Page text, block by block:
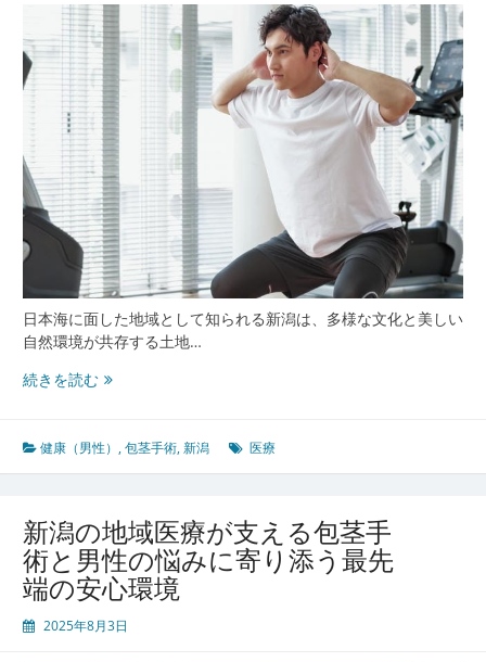
な
す
泌
尿
器
医
療
と
包
茎
治
療
の
新
時
代
日本海に面した地域として知られる新潟は、多様な文化と美しい
自然環境が共存する土地…
続きを読む新
医
療
こ
ま
で
進
化
健康（男性） ,包茎手術,新潟 医療
新潟の地域医療が支える包茎手
術と男性の悩みに寄り添う最先
端の安心環境
2025年8月3日